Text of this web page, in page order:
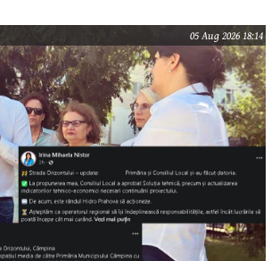
Străzii Orizontului, obiectiv
Național de Investiții ”Anghel
05 Aug 2026 18:14